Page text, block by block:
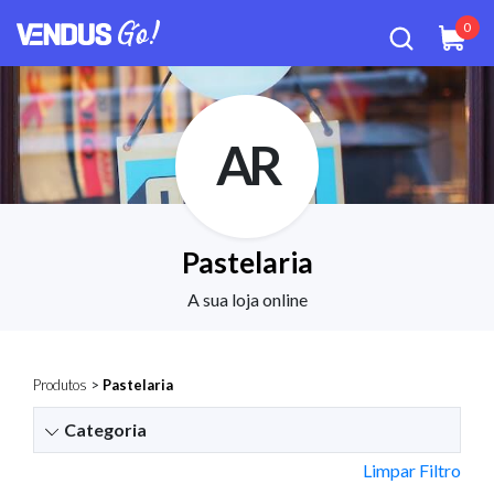
0
AR
Pastelaria
A sua loja online
Produtos > Pastelaria
Categoria
Limpar Filtro